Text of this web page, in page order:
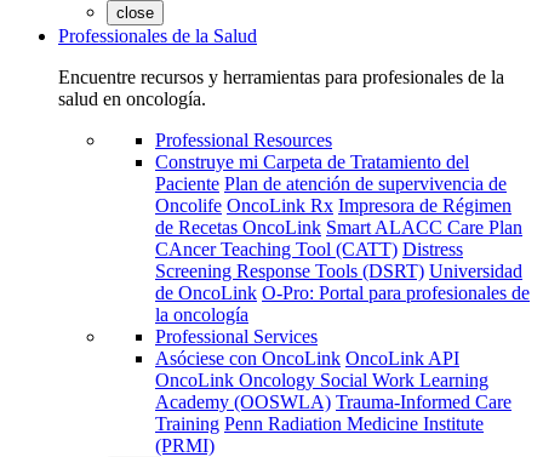
close
Professionales de la Salud
Encuentre recursos y herramientas para profesionales de la
salud en oncología.
Professional Resources
Construye mi Carpeta de Tratamiento del
Paciente Plan de atención de supervivencia de
Oncolife OncoLink Rx Impresora de Régimen
de Recetas OncoLink Smart ALACC Care Plan
CAncer Teaching Tool (CATT) Distress
Screening Response Tools (DSRT) Universidad
de OncoLink O-Pro: Portal para profesionales de
la oncología
Professional Services
Asóciese con OncoLink OncoLink API
OncoLink Oncology Social Work Learning
Academy (OOSWLA) Trauma-Informed Care
Training Penn Radiation Medicine Institute
(PRMI)